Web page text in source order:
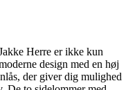
Herre er ikke kun
design med en høj
der giver dig mulighed